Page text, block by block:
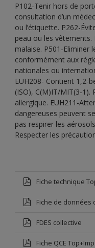
P102-Tenir hors de
consultation d’un
ou l’étiquette. P262-
peau ou les vêtements.
malaise. P501-Eliminer
conformément aux
nationales ou
EUH208- Contient 1,2-
(ISO), C(M)IT/MIT(3-
allergique. EUH211-
dangereuses peuvent
pas respirer les
Respecter les
Fiche technique
FDES collective
Fiche QCE